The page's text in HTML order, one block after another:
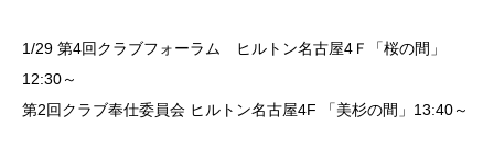
1/29 第4回クラブフォーラム ヒルトン名古屋4Ｆ「桜の間」
12:30～
第2回クラブ奉仕委員会 ヒルトン名古屋4F 「美杉の間」13:40～